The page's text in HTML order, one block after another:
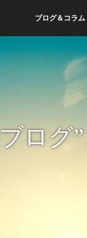
ブログ＆コラム
ログ”